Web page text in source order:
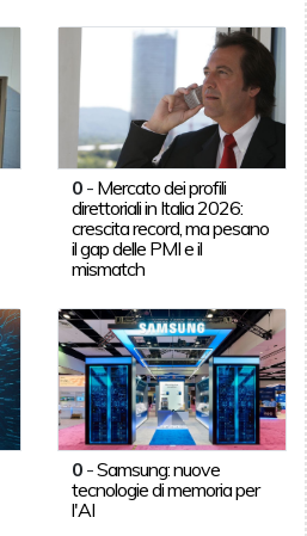
0 - Mercato dei profili
direttoriali in Italia 2026:
crescita record, ma pesano
il gap delle PMI e il
mismatch
0 -Samsung: nuove
tecnologie di memoria per
l'AI